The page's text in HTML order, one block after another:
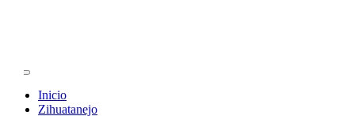
Primary
MenuInicio
Zihuatanejo